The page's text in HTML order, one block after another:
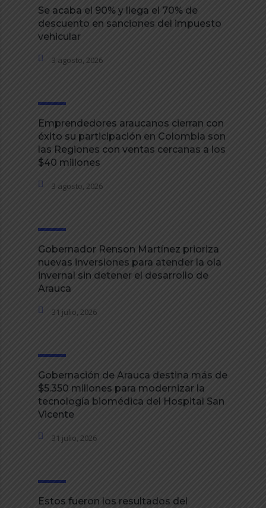
Se acaba el 90% y llega el 70% de
descuento en sanciones del impuesto
vehicular
3 agosto, 2026
Emprendedores araucanos cierran con
éxito su participación en Colombia son
las Regiones con ventas cercanas a los
$40 millones
3 agosto, 2026
Gobernador Renson Martínez prioriza
nuevas inversiones para atender la ola
invernal sin detener el desarrollo de
Arauca
31 julio, 2026
Gobernación de Arauca destina más de
$5.350 millones para modernizar la
tecnología biomédica del Hospital San
Vicente
31 julio, 2026
Estos fueron los resultados del